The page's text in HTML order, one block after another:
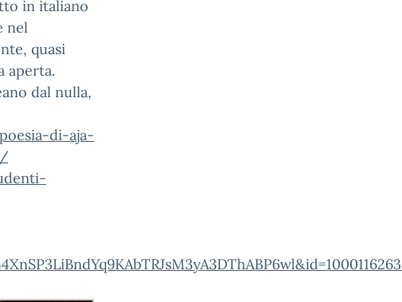
in italiano
nel
quasi
aperta.
dal nulla,
di-aja-